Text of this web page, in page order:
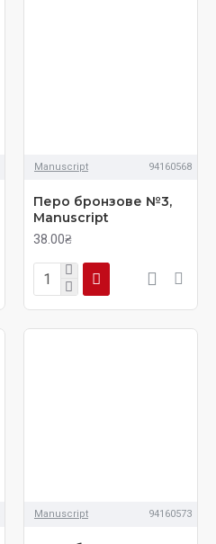
Manuscript 94160568
Перо бронзове №3,
Manuscript
38.00₴
Manuscript 94160573